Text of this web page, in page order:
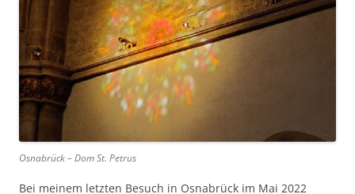
Osnabrück – Dom St. Petrus
Bei meinem letzten Besuch in Osnabrück im Mai 2022